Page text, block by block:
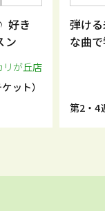
っと楽しい♪ 好き
アコギレッスン
円（税込／2チケッ
～19:00